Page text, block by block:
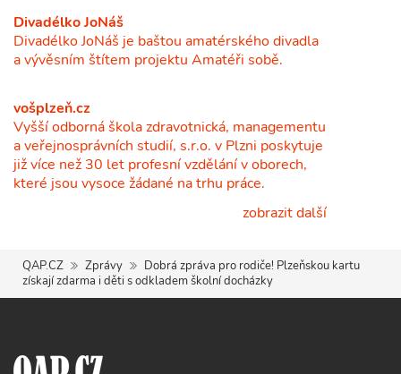
Divadélko JoNáš
Divadélko JoNáš je baštou amatérského divadla
a vývěsním štítem projektu Amatéři sobě.
vošplzeň.cz
Vyšší odborná škola zdravotnická, managementu
a veřejnosprávních studií, s.r.o. v Plzni poskytuje
již více než 30 let profesní vzdělání v oborech,
které jsou vysoce žádané na trhu práce.
zobrazit další
QAP.CZ Zprávy
Dobrá zpráva pro rodiče! Plzeňskou kartu
získají zdarma i děti s odkladem školní docházky